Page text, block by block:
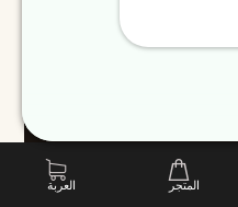
المتجر العربة